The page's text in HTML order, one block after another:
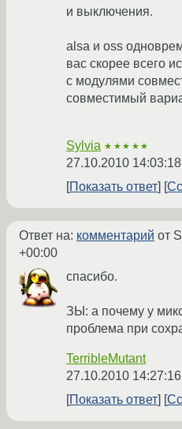
и выключения.
alsa и oss
вас скорее всего
с модулями
совместимый
Sylvia ★★★★★
27.10.2010
Показать ответ
Ответ на: комментарий от
+00:00
спасибо.
ЗЫ: а почему у
проблема при
TerribleMutant
27.10.2010
Показать ответ